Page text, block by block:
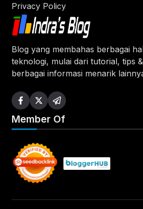
Blog yang membahas berbagai
teknologi, mulai dari tutorial, tips
berbagai informasi menarik
Privacy Policy
Member Of